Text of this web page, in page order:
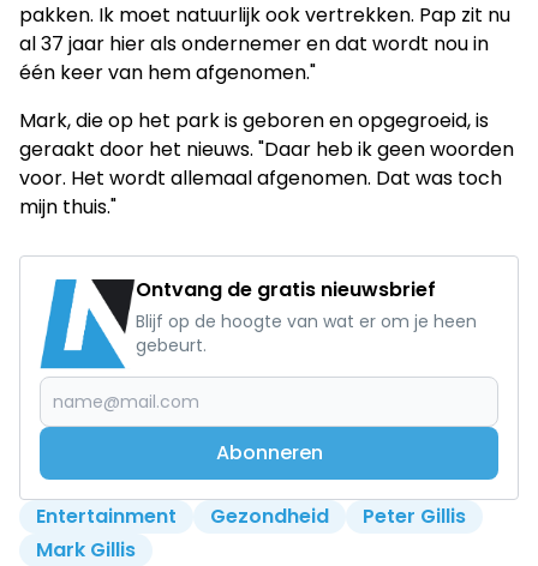
pakken. Ik moet natuurlijk ook vertrekken. Pap zit nu
al 37 jaar hier als ondernemer en dat wordt nou in
één keer van hem afgenomen."
Mark, die op het park is geboren en opgegroeid, is
geraakt door het nieuws. "Daar heb ik geen woorden
voor. Het wordt allemaal afgenomen. Dat was toch
mijn thuis."
Ontvang de gratis nieuwsbrief
Blijf op de hoogte van wat er om je heen
gebeurt.
Abonneren
Entertainment Gezondheid
Peter Gillis
Mark Gillis